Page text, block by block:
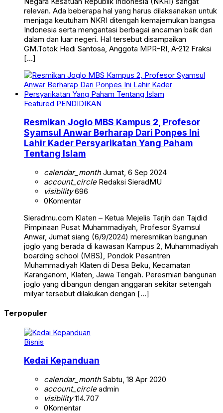
relevan. Ada beberapa hal yang harus dilaksanakan untuk
menjaga keutuham NKRI ditengah kemajemukan bangsa
Indonesia serta mengantasi berbagai ancaman baik dari
dalam dan luar negeri. Hal tersebut disampaikan
GM.Totok Hedi Santosa, Anggota MPR-RI, A-212 Fraksi
[…]
Featured PENDIDIKAN
Resmikan Joglo MBS Kampus 2, Profesor
Syamsul Anwar Berharap Dari Ponpes Ini
Lahir Kader Persyarikatan Yang Paham
Tentang Islam
calendar_monthJumat, 6 Sep 2024
account_circleRedaksi SieradMU
visibility696
0Komentar
Sieradmu.com Klaten – Ketua Mejelis Tarjih dan Tajdid
Pimpinaan Pusat Muhammadiyah, Profesor Syamsul
Anwar, Jumat siang (6/9/2024) meresmikan bangunan
joglo yang berada di kawasan Kampus 2, Muhammadiyah
boarding school (MBS), Pondok Pesantren
Muhammadiyah Klaten di Desa Beku, Kecamatan
Karanganom, Klaten, Jawa Tengah. Peresmian bangunan
joglo yang dibangun dengan anggaran sekitar setengah
milyar tersebut dilakukan dengan […]
Terpopuler
Bisnis
Kedai Kepanduan
calendar_monthSabtu, 18 Apr 2020
account_circleadmin
visibility114.707
0Komentar